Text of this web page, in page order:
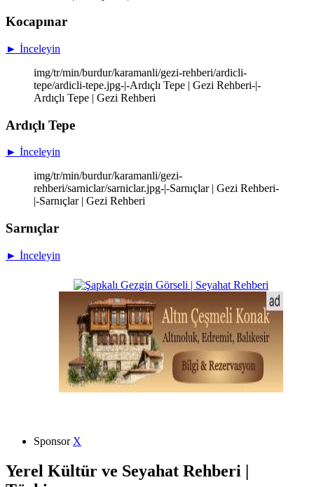
Kocapınar
► İnceleyin
img/tr/min/burdur/karamanli/gezi-rehberi/ardicli-
tepe/ardicli-tepe.jpg-|-Ardıçlı Tepe | Gezi Rehberi-|-
Ardıçlı Tepe | Gezi Rehberi
Ardıçlı Tepe
► İnceleyin
img/tr/min/burdur/karamanli/gezi-
rehberi/sarniclar/sarniclar.jpg-|-Sarnıçlar | Gezi Rehberi-
|-Sarnıçlar | Gezi Rehberi
Sarnıçlar
► İnceleyin
Sponsor X
Yerel Kültür ve Seyahat Rehberi |